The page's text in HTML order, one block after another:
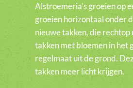
Alstroemeria’s groeien op
groeien horizontaal onder
nieuwe takken, die
takken met bloemen in het
regelmaat uit de grond.
takken meer licht krijgen.